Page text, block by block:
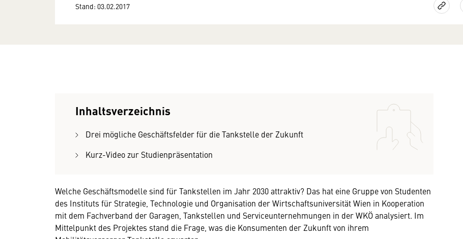
Stand: 03.02.2017
Inhaltsverzeichnis
Drei mögliche Geschäftsfelder für die Tankstelle der Zukunft
Kurz-Video zur Studienpräsentation
Welche Geschäftsmodelle sind für Tankstellen im Jahr 2030 attraktiv? Das hat eine Gruppe von Studenten
des Instituts für Strategie, Technologie und Organisation der Wirtschaftsuniversität Wien in Kooperation
mit dem Fachverband der Garagen, Tankstellen und Serviceunternehmungen in der WKÖ analysiert. Im
Mittelpunkt des Projektes stand die Frage, was die Konsumenten der Zukunft von ihrem